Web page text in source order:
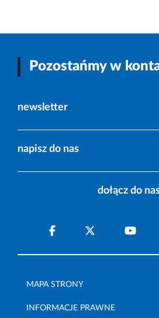
Pozostańmy w
newsletter
napisz do nas
dołącz do
MAPA STRONY
INFORMACJE PRAWNE